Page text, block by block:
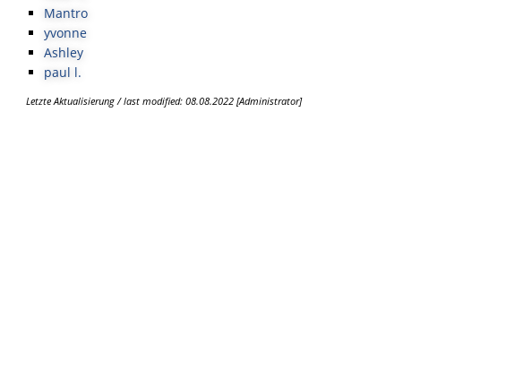
Mantro
yvonne
Ashley
paul l.
Letzte Aktualisierung / last modified: 08.08.2022 [Administrator]